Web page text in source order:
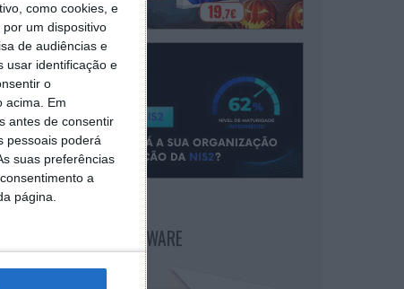
como cookies, e
um dispositivo
de audiências e
usar identificação e
o
acima. Em
antes de consentir
pessoais poderá
suas preferências
a
página.
NEWSLETTER PPLWARE